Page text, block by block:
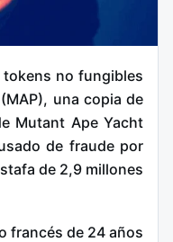
tokens no fungibles
una copia de
Mutant Ape Yacht
de fraude por
de 2,9 millones
francés de 24 años